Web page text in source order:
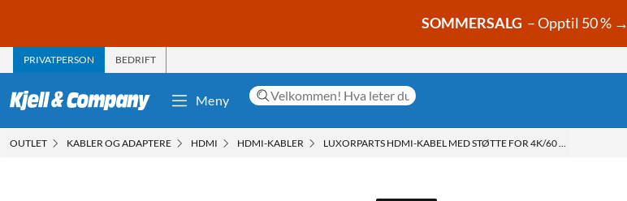
SOMMERSALG – Opptil 50 % →
PRIVATPERSON BEDRIFT
Meny
OUTLET KABLER OG ADAPTERE HDMI HDMI-KABLER LUXORPARTS HDMI-KABEL MED STØTTE FOR 4K/60 HZ 1 M